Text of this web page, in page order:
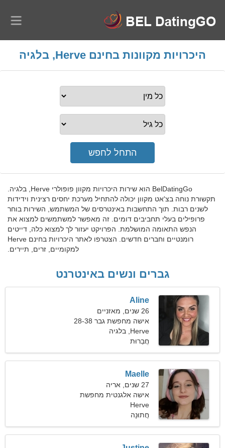
היכרויות מקוונות בחינם Herve, בלגיה
BelDatingGo הוא שירות היכרויות מקוון פופולרי Herve, בלגיה.
תקשורת נוחה בצ'אט מקוון יכולה להתחיל מערכת יחסים רצינית וידידות
לשנים רבות. תוך התחשבות באינטרסים של המשתמש, השירות בוחר
פרופילים בעלי תחביבים דומים. זה מאפשר למשתמשים למצוא את
הנפש התאומה המושלמת. הפרויקט יעזור לך למצוא כלה, דייטים
רומנטיים וחברים חדשים. הצטרפו לאתר היכרויות בחינם Herve
למקומיים, זרים, תיירים.
גברים ונשים באינטרנט
Aline
26 שנים, מאזניים
אישה מחפשת גבר 28-38
Herve, בלגיה
חֲבֵרוּת
Maelle
27 שנים, אריה
אישה אלגנטית מחפשת
זוגיות
Herve
חֲתוּנָה